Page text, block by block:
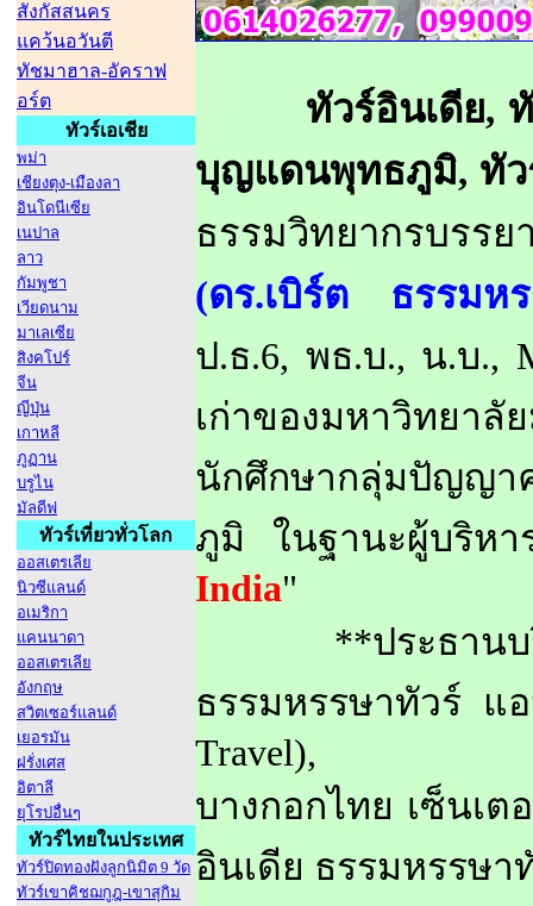
สังกัสสนคร
แคว้นอวันตี
ทัชมาฮาล-อัคราฟ
อร์ต
ทัวร์เอเชีย
พม่า
เชียงตุง-เมืองลา
อินโดนีเซีย
เนปาล
ลาว
กัมพูชา
เวียดนาม
มาเลเซีย
สิงคโปร์
จีน
ญีปุ่น
เกาหลี
ภูฏาน
บรูไน
มัลดีฟ
ทัวร์เที่ยวทั่วโลก
ออสเตรเลีย
นิวซีแลนด์
อเมริกา
แคนนาดา
ออสเตรเลีย
อังกฤษ
สวิตเซอร์แลนด์
เยอรมัน
ฝรั่งเศส
อิตาลี
ยุโรปอื่นๆ
ทัวร์ไทยในประเทศ
ทัวร์ปิดทองฝังลูกนิมิต 9 วัด
ทัวร์เขาคิชฌกูฎ-เขาสุกิม
ทัวร์อินเดีย, ทัว
บุญแดนพุทธภูมิ, ทัว
ธรรมวิทยากรบรร
(ดร.เบิร์ต ธรรมห
ป.ธ.6, พธ.บ., น.บ.,
เก่าของมหาวิทยา
นักศึกษากลุ่มปัญญา
ภูมิ ในฐานะผู้บริหา
India"
**ประธานบริหา
ธรรมหรรษาทัวร์ แอ
Travel),
บางกอกไทย เซ็นเต
อินเดีย ธรรมหรรษา